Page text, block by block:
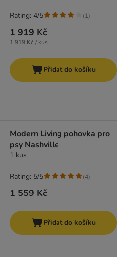
1 919 Kč
1 919 Kč / kus
Rating: 4/5 (1)
Přidat do košíku
Modern Living pohovka pro
psy Nashville
1 kus
1 559 Kč
Rating: 5/5 (4)
Přidat do košíku